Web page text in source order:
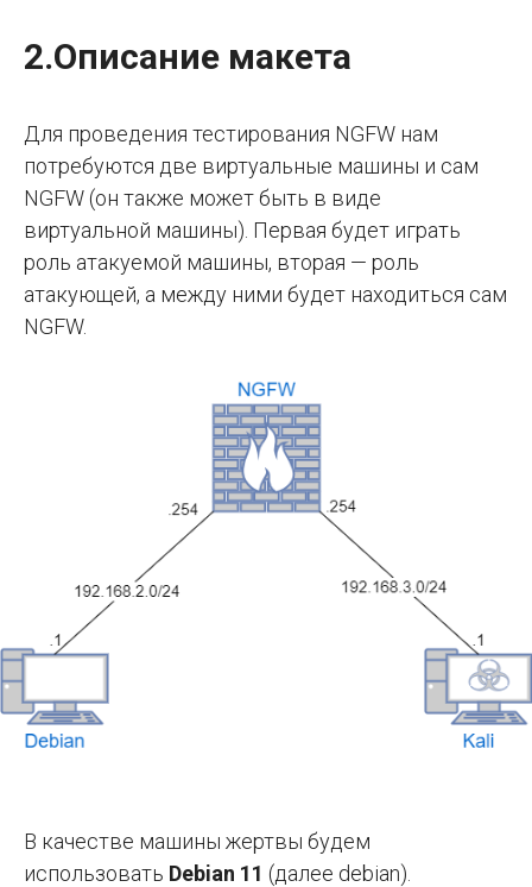
2.Описание макета
Для проведения тестирования NGFW нам
потребуются две виртуальные машины и сам
NGFW (он также может быть в виде
виртуальной машины). Первая будет играть
роль атакуемой машины, вторая — роль
атакующей, а между ними будет находиться сам
NGFW.
В качестве машины жертвы будем
использовать Debian 11 (далее debian).